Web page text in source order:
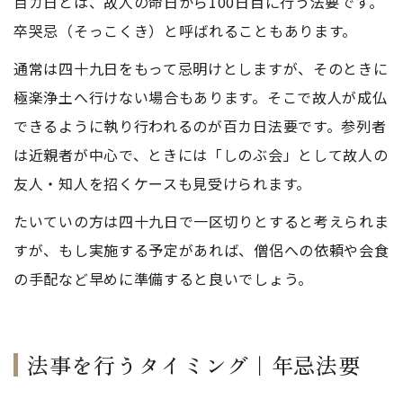
卒哭忌（そっこくき）と呼ばれることもあります。
通常は四十九日をもって忌明けとしますが、そのときに
極楽浄土へ行けない場合もあります。そこで故人が成仏
できるように執り行われるのが百カ日法要です。参列者
は近親者が中心で、ときには「しのぶ会」として故人の
友人・知人を招くケースも見受けられます。
たいていの方は四十九日で一区切りとすると考えられま
すが、もし実施する予定があれば、僧侶への依頼や会食
の手配など早めに準備すると良いでしょう。
法事を行うタイミング｜年忌法要